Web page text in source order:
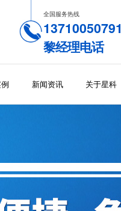
全国服务热线
13710050791
黎经理电话
新闻资讯 关于星科